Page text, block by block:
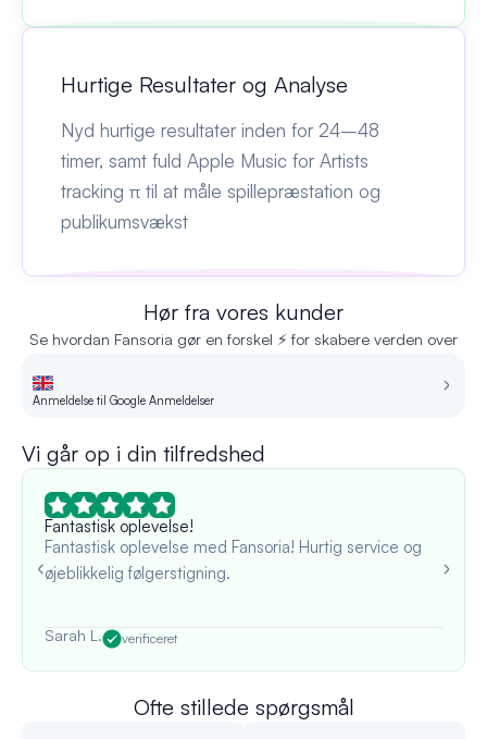
Hurtige Resultater og Analyse
Nyd hurtige resultater inden for 24–48
timer, samt fuld Apple Music for Artists
tracking π til at måle spillepræstation og
publikumsvækst
Hør fra vores kunder
Se hvordan Fansoria gør en forskel ⚡ for skabere verden over
Anmeldelse til Google Anmeldelser
Vi går op i din tilfredshed
Fantastisk oplevelse!
Fantastisk oplevelse med Fansoria! Hurtig service og
øjeblikkelig følgerstigning.
Sarah L. verificeret
Ofte stillede spørgsmål